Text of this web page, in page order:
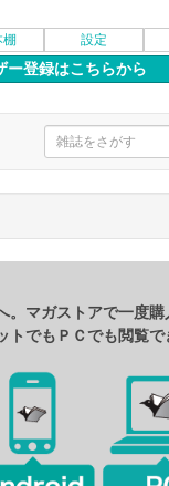
棚 設定
ー登録はこちらから
。マガストアで一度購
トでもＰＣでも閲覧で